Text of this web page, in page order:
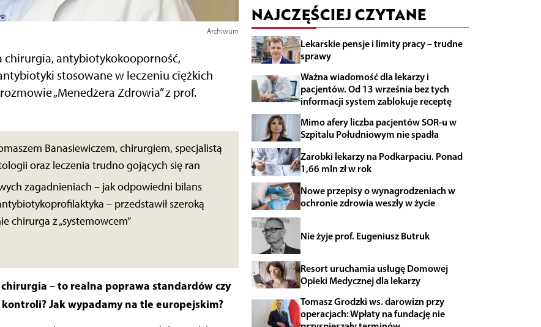
Archiwum
chirurgia, antybiotykokooporność,
stosowane w leczeniu ciężkich
„Menedżera Zdrowia” z prof.
Banasiewiczem, chirurgiem, specjalistą
oraz leczenia trudno gojących się ran
zagadnieniach – jak odpowiedni bilans
– przedstawił szeroką
chirurga z „systemowcem”
– to realna poprawa standardów czy
Jak wypadamy na tle europejskim?
NAJCZĘŚCIEJ CZYTANE
Lekarskie pensje i limity pracy – trudne
sprawy
Ważna wiadomość dla lekarzy i
pacjentów. Od 13 września bez tych
informacji system zablokuje receptę
Mimo afery liczba pacjentów SOR-u w
Szpitalu Południowym nie spadła
Zarobki lekarzy na Podkarpaciu. Ponad
1,66 mln zł w rok
Nowe przepisy o wynagrodzeniach w
ochronie zdrowia weszły w życie
Nie żyje prof. Eugeniusz Butruk
Resort uruchamia usługę Domowej
Opieki Medycznej dla lekarzy
Tomasz Grodzki ws. darowizn przy
operacjach: Wpłaty na fundację nie